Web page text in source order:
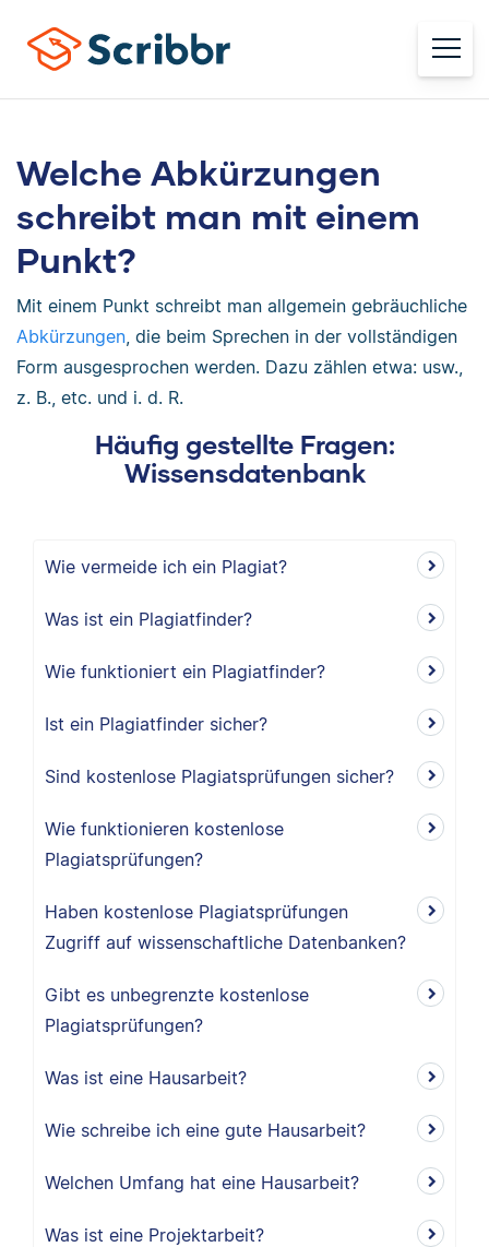
Welche Abkürzungen
schreibt man mit einem
Punkt?
Mit einem Punkt schreibt man allgemein gebräuchliche
Abkürzungen, die beim Sprechen in der vollständigen
Form ausgesprochen werden. Dazu zählen etwa: usw.,
z. B., etc. und i. d. R.
Häufig gestellte Fragen:
Wissensdatenbank
Wie vermeide ich ein Plagiat?
Was ist ein Plagiatfinder?
Wie funktioniert ein Plagiatfinder?
Ist ein Plagiatfinder sicher?
Sind kostenlose Plagiatsprüfungen sicher?
Wie funktionieren kostenlose
Plagiatsprüfungen?
Haben kostenlose Plagiatsprüfungen
Zugriff auf wissenschaftliche Datenbanken?
Gibt es unbegrenzte kostenlose
Plagiatsprüfungen?
Was ist eine Hausarbeit?
Wie schreibe ich eine gute Hausarbeit?
Welchen Umfang hat eine Hausarbeit?
Was ist eine Projektarbeit?